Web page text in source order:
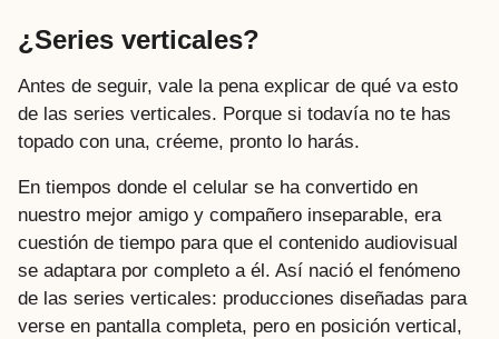
¿Series verticales?
Antes de seguir, vale la pena explicar de qué va esto
de las series verticales. Porque si todavía no te has
topado con una, créeme, pronto lo harás.
En tiempos donde el celular se ha convertido en
nuestro mejor amigo y compañero inseparable, era
cuestión de tiempo para que el contenido audiovisual
se adaptara por completo a él. Así nació el fenómeno
de las series verticales: producciones diseñadas para
verse en pantalla completa, pero en posición vertical,